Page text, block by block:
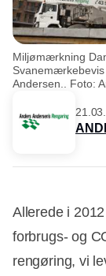
Miljømærkning
Andersen.. Foto:
Allerede i
forbrugs- og
rengøring, vi